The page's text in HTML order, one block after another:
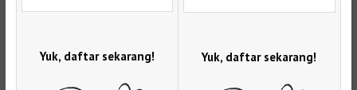
Yuk, daftar sekarang! Yuk, daftar sekarang!